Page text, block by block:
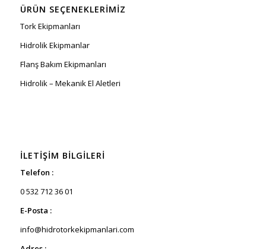
ÜRÜN SEÇENEKLERIMIZ
Tork Ekipmanları
Hidrolik Ekipmanlar
Flanş Bakım Ekipmanları
Hidrolik – Mekanik El Aletleri
İLETIŞIM BILGILERI
Telefon :
0 532 712 36 01
E-Posta :
info@hidrotorkekipmanlari.com